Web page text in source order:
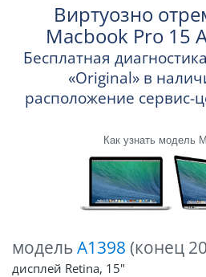
Виртуозно
Macbook Pro 15
Бесплатная
«Original» в
расположение сервис-
Как узнать модель
модельA1398 (конец
дисплей Retina, 15"